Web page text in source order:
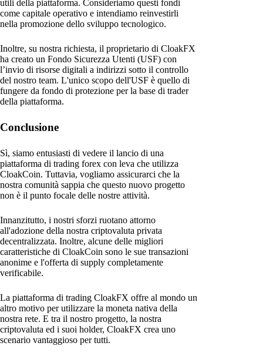
utili della piattaforma. Consideriamo questi fondi
come capitale operativo e intendiamo reinvestirli
nella promozione dello sviluppo tecnologico.
Inoltre, su nostra richiesta, il proprietario di CloakFX
ha creato un Fondo Sicurezza Utenti (USF) con
l’invio di risorse digitali a indirizzi sotto il controllo
del nostro team. L'unico scopo dell'USF è quello di
fungere da fondo di protezione per la base di trader
della piattaforma.
Conclusione
Sì, siamo entusiasti di vedere il lancio di una
piattaforma di trading forex con leva che utilizza
CloakCoin. Tuttavia, vogliamo assicurarci che la
nostra comunità sappia che questo nuovo progetto
non è il punto focale delle nostre attività.
Innanzitutto, i nostri sforzi ruotano attorno
all'adozione della nostra criptovaluta privata
decentralizzata. Inoltre, alcune delle migliori
caratteristiche di CloakCoin sono le sue transazioni
anonime e l'offerta di supply completamente
verificabile.
La piattaforma di trading CloakFX offre al mondo un
altro motivo per utilizzare la moneta nativa della
nostra rete. E tra il nostro progetto, la nostra
criptovaluta ed i suoi holder, CloakFX crea uno
scenario vantaggioso per tutti.